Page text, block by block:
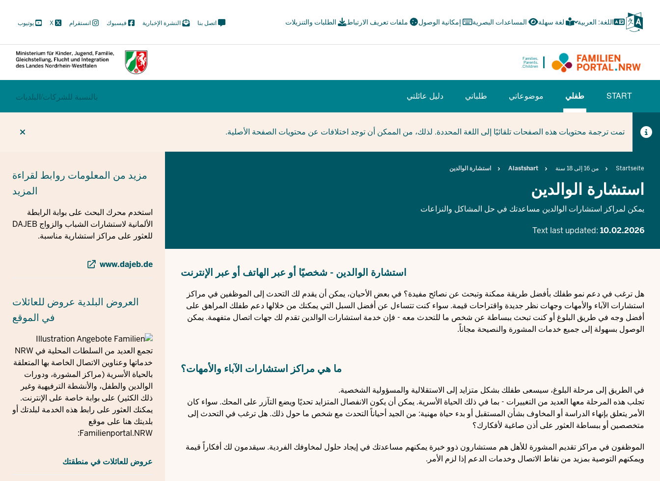
main
اللغة: العربية لغة سهلة المساعدات البصرية إمكانية الوصول ملفات تعريف الارتباط الطلبات والتنزيلات
Meta
Social
اتصل بنا النشرة الإخبارية فيسبوك انستقرام X يوتيوب
Families.
Parents.
Children.
(BÜRGERBEREICH)
START
طفلي
(CURRENT SECTION)
موضوعاتي طلباتي دليل عائلتي BEREICHSWECHSEL
بالنسبة للشركات/البلديات
تمت ترجمة محتويات هذه الصفحات تلقائيًا إلى اللغة المحددة. لذلك، من الممكن أن توجد اختلافات عن محتويات الصفحة الأصلية.
Breadcrumb
Startseite من 16 إلى 18 سنة Alastshart استشارة الوالدين
استشارة الوالدين
يمكن لمراكز استشارات الوالدين مساعدتك في حل المشاكل والنزاعات
Text last updated: 10.02.2026
استشارة الوالدين - شخصيًا أو عبر الهاتف أو عبر الإنترنت
هل ترغب في دعم نمو طفلك بأفضل طريقة ممكنة وتبحث عن نصائح مفيدة؟ في بعض الأحيان، يمكن أن يقدم لك التحدث إلى الموظفين في مراكز
استشارات الآباء والأمهات وجهات نظر جديدة واقتراحات قيمة. سواء كنت تتساءل عن أفضل السبل التي يمكنك من خلالها دعم طفلك المراهق على
أفضل وجه في طريق البلوغ أو كنت تبحث ببساطة عن شخص ما للتحدث معه - فإن خدمة استشارات الوالدين تقدم لك جهات اتصال متفهمة. يمكن
الوصول بسهولة إلى جميع خدمات المشورة والنصيحة مجاناً.
ما هي مراكز استشارات الآباء والأمهات؟
في الطريق إلى مرحلة البلوغ، سيسعى طفلك بشكل متزايد إلى الاستقلالية والمسؤولية الشخصية.
تجلب هذه المرحلة معها العديد من التغييرات - بما في ذلك الحياة الأسرية. يمكن أن يكون الانفصال المتزايد تحديًا ويضع التآزر على المحك. سواء كان
الأمر يتعلق بإنهاء الدراسة أو المخاوف بشأن المستقبل أو بدء حياة مهنية: من الجيد أحياناً التحدث مع شخص ما حول ذلك. هل ترغب في التحدث إلى
متخصصين أو ببساطة العثور على أذن صاغية لأفكارك؟
الموظفون في مراكز تقديم المشورة للأهل هم مستشارون ذوو خبرة يمكنهم مساعدتك في إيجاد حلول لمخاوفك الفردية. سيقدمون لك أفكاراً قيمة
ويمكنهم التوصية بمزيد من نقاط الاتصال وخدمات الدعم إذا لزم الأمر.
مزيد من المعلومات روابط لقراءة
المزيد
استخدم محرك البحث على بوابة الرابطة
الألمانية لاستشارات الشباب والزواج DAJEB
للعثور على مراكز استشارية مناسبة.
www.dajeb.de
العروض البلدية عروض للعائلات
في الموقع
تجمع العديد من السلطات المحلية في NRW
خدماتها وعناوين الاتصال الخاصة بها المتعلقة
بالحياة الأسرية (مراكز المشورة، ودورات
الوالدين والطفل، والأنشطة الترفيهية وغير
ذلك الكثير) على بوابة خاصة على الإنترنت.
يمكنك العثور على رابط هذه الخدمة لبلدتك أو
بلديتك هنا على موقع
Familienportal.NRW:
عروض للعائلات في منطقتك